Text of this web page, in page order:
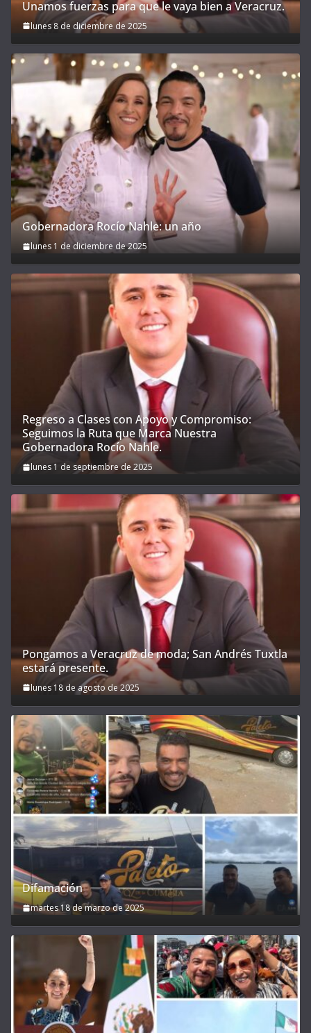
Unamos fuerzas para que le vaya bien a Veracruz.
lunes 8 de diciembre de 2025
Gobernadora Rocío Nahle: un año
lunes 1 de diciembre de 2025
Regreso a Clases con Apoyo y Compromiso:
Seguimos la Ruta que Marca Nuestra
Gobernadora Rocío Nahle.
lunes 1 de septiembre de 2025
Pongamos a Veracruz de moda; San Andrés Tuxtla
estará presente.
lunes 18 de agosto de 2025
Difamación
martes 18 de marzo de 2025